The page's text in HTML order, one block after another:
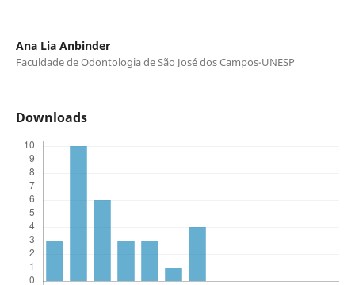
Ana Lia Anbinder
Faculdade de Odontologia de São José dos Campos-UNESP
Downloads